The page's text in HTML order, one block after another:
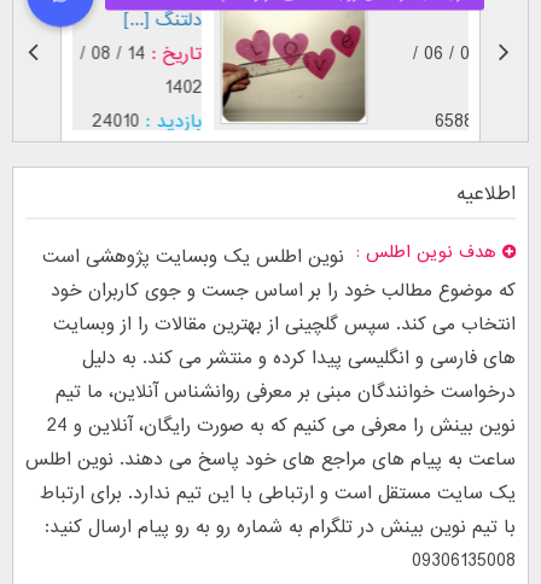
دلتنگ
تاریخ :
وازدواج
تاریخ :
03 / 06 /
بازدید :6588
اطلاعیه
هدف نوین اطلس
نوین اطلس یک وبسایت پژوهشی است
که موضوع مطالب خود را بر اساس جست و جوی کاربران خود
انتخاب می کند. سپس گلچینی از بهترین مقالات را از وبسایت
های فارسی و انگلیسی پیدا کرده و منتشر می کند. به دلیل
درخواست خوانندگان مبنی بر معرفی روانشناس آنلاین، ما تیم
نوین بینش را معرفی می کنیم که به صورت رایگان، آنلاین و 24
ساعت به پیام های مراجع های خود پاسخ می دهند. نوین اطلس
یک سایت مستقل است و ارتباطی با این تیم ندارد. برای ارتباط
با تیم نوین بینش در تلگرام به شماره رو به رو پیام ارسال کنید:
09306135008